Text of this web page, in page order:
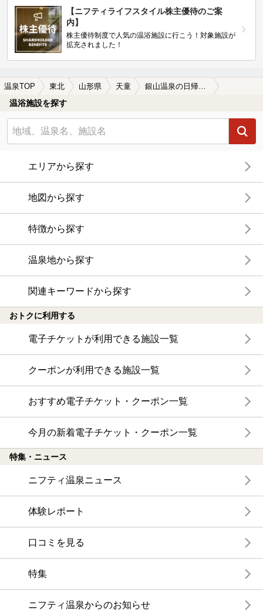
【ニフティライフスタイル株主優待のご案
内】
株主優待制度で人気の温浴施設に行こう！対象施設が
拡充されました！
温泉TOP 東北 山形県 天童 銀山温泉の日帰り温泉、旅館、ホテルおすすめ
温浴施設を探す
エリアから探す
地図から探す
特徴から探す
温泉地から探す
関連キーワードから探す
おトクに利用する
電子チケットが利用できる施設一覧
クーポンが利用できる施設一覧
おすすめ電子チケット・クーポン一覧
今月の新着電子チケット・クーポン一覧
特集・ニュース
ニフティ温泉ニュース
体験レポート
口コミを見る
特集
ニフティ温泉からのお知らせ